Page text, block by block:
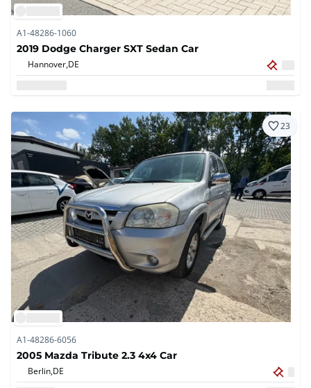
A1-48286-1060
2019 Dodge Charger SXT Sedan Car
Hannover,DE
23
A1-48286-6056
2005 Mazda Tribute 2.3 4x4 Car
Berlin,DE